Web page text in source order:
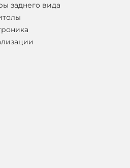
заднего вида